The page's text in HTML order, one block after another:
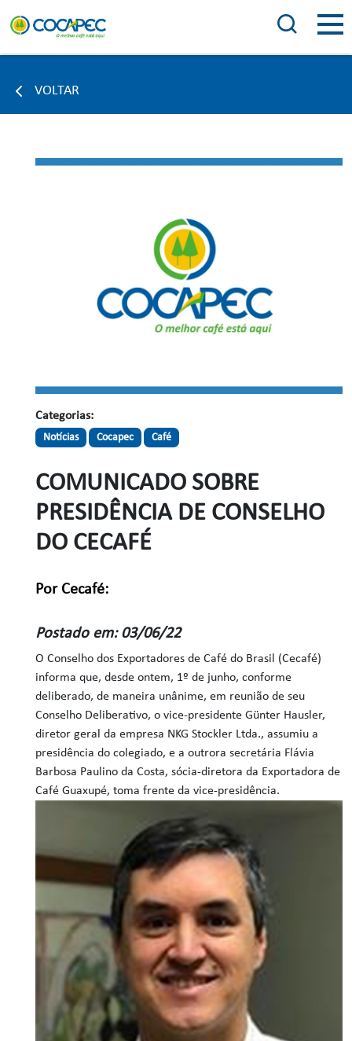
VOLTAR
Categorias:
Notícias Cocapec Café
COMUNICADO SOBRE
PRESIDÊNCIA DE CONSELHO
DO CECAFÉ
Por Cecafé:
Postado em: 03/06/22
O Conselho dos Exportadores de Café do Brasil (Cecafé)
informa que, desde ontem, 1º de junho, conforme
deliberado, de maneira unânime, em reunião de seu
Conselho Deliberativo, o vice-presidente Günter Hausler,
diretor geral da empresa NKG Stockler Ltda., assumiu a
presidência do colegiado, e a outrora secretária Flávia
Barbosa Paulino da Costa, sócia-diretora da Exportadora de
Café Guaxupé, toma frente da vice-presidência.